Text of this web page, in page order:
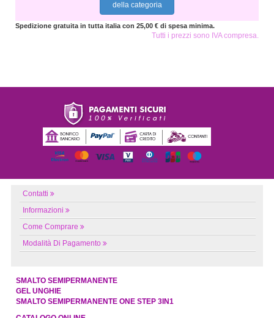
della categoria
Spedizione gratuita in tutta italia con 25,00 € di spesa minima.
Tutti i prezzi sono IVA compresa.
Contatti
Informazioni
Come Comprare
Modalità Di Pagamento
SMALTO SEMIPERMANENTE
GEL UNGHIE
SMALTO SEMIPERMANENTE ONE STEP 3IN1